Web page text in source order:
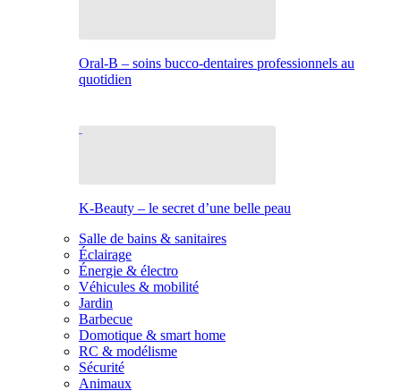
Oral-B – soins bucco-dentaires professionnels au
quotidien
K-Beauty – le secret d’une belle peau
Salle de bains & sanitaires
Éclairage
Énergie & électro
Véhicules & mobilité
Jardin
Barbecue
Domotique & smart home
RC & modélisme
Sécurité
Animaux